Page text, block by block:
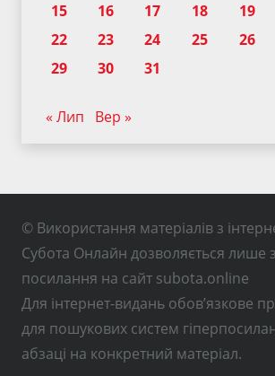
15
16 17 18 19
22
23 24 25 26
29
30 31
« Лип Вер »
© Використання матеріалів з
Субота Онлайн дозволяється лише
посилання на сайт subota.online
Для інтернет-видань обов’язкове
для пошукових систем
абзаці на конкретний матеріал.